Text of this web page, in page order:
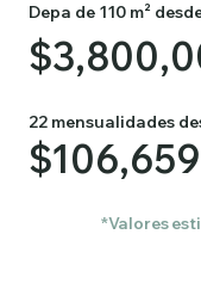
Depa de 110 m²
22 mensualidades
$106,659
*Valores